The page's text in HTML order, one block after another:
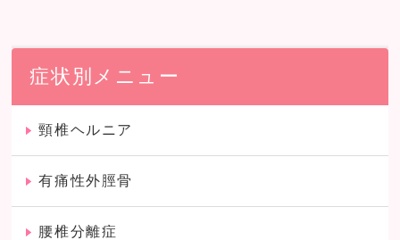
症状別メニュー
頸椎ヘルニア
有痛性外脛骨
腰椎分離症